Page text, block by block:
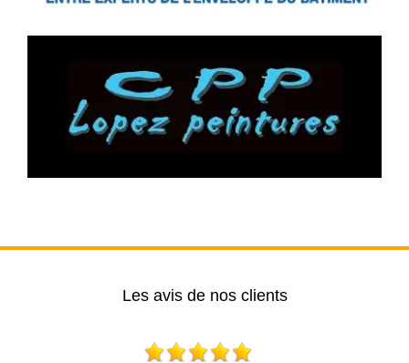
Les avis de nos clients